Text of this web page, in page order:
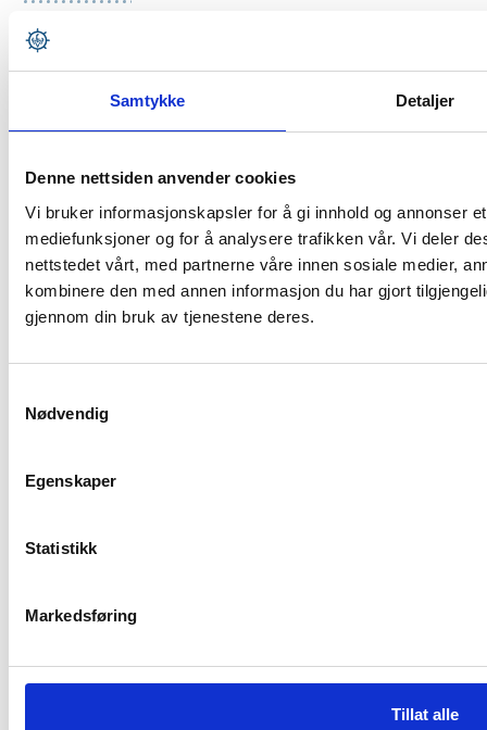
Samtykke Detaljer
Denne nettsiden anvender cookies
Vi bruker informasjonskapsler for å gi innhold og annonser
mediefunksjoner og for å analysere trafikken vår. Vi deler
nettstedet vårt, med partnerne våre innen sosiale medier,
kombinere den med annen informasjon du har gjort
gjennom din bruk av tjenestene deres.
Nødvendig
Egenskaper
Statistikk
Markedsføring
Tillat alle
19.JANUARY 2026
Rostein AS bestiller nok en brønnbåt på
15.JANUARY 2026
Verdens første kombinerte bløgge -og
snurrevad fartøy er levert til Myre Kystdrift AS
Vi er servicestasjon for YANMAR medium fremdriftsmotorer.